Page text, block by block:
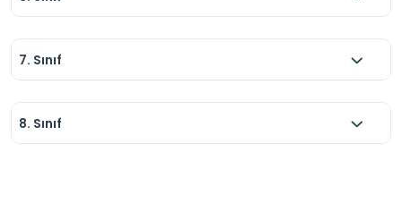
7. Sınıf
8. Sınıf